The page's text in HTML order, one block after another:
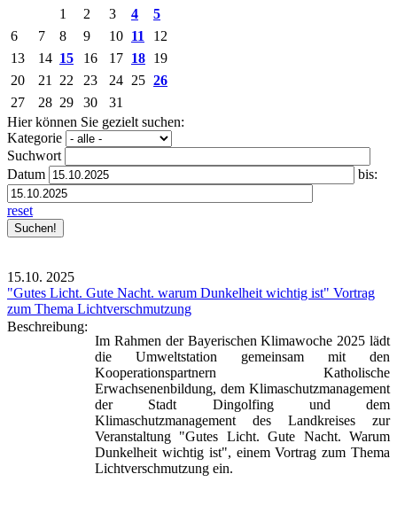
1
2 3 4
5
6
7 8 9 10 11
12
13
14 15 16 17 18 19
20
21 22 23 24 25 26
27
28 29 30
31
Hier können Sie gezielt suchen:
Kategorie
Suchwort
Datum
bis:
reset
15.10. 2025
"Gutes Licht. Gute Nacht. warum Dunkelheit wichtig ist" Vortrag
zum Thema Lichtverschmutzung
Beschreibung:
Im Rahmen der Bayerischen Klimawoche 2025 lädt
die Umweltstation gemeinsam mit den
Kooperationspartnern Katholische
Erwachsenenbildung, dem Klimaschutzmanagement
der Stadt Dingolfing und dem
Klimaschutzmanagement des Landkreises zur
Veranstaltung "Gutes Licht. Gute Nacht. Warum
Dunkelheit wichtig ist", einem Vortrag zum Thema
Lichtverschmutzung ein.